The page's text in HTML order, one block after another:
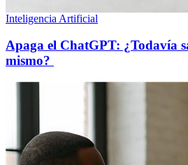
Inteligencia Artificial
Apaga el ChatGPT: ¿Todavía
mismo?